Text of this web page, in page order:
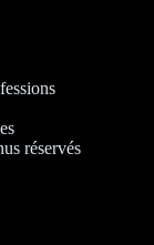
réservés